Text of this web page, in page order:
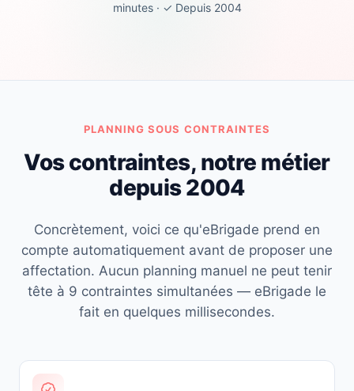
minutes · ✓ Depuis 2004
PLANNING SOUS CONTRAINTES
Vos contraintes, notre métier
depuis 2004
Concrètement, voici ce qu'eBrigade prend en
compte automatiquement avant de proposer une
affectation. Aucun planning manuel ne peut tenir
tête à 9 contraintes simultanées — eBrigade le
fait en quelques millisecondes.